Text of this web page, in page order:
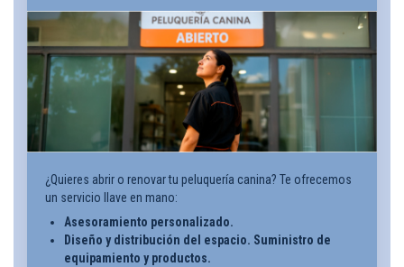
¿Quieres abrir o renovar tu peluquería canina? Te ofrecemos
un servicio llave en mano:
Asesoramiento personalizado.
Diseño y distribución del espacio. Suministro de
equipamiento y productos.